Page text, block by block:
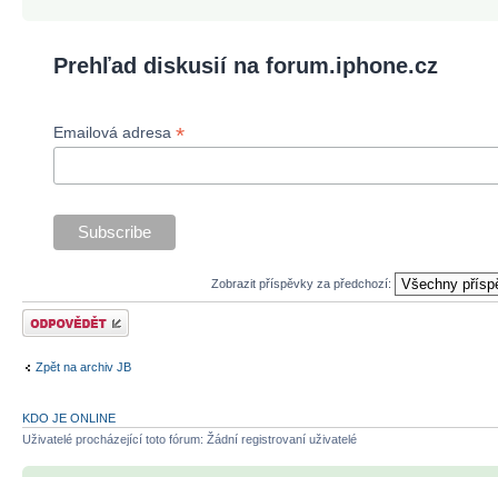
Prehľad diskusií na forum.iphone.cz
Emailová adresa*
Zobrazit příspěvky za předchozí:
Odeslat odpověď
Zpět na archiv JB
KDO JE ONLINE
Uživatelé procházející toto fórum: Žádní registrovaní uživatelé